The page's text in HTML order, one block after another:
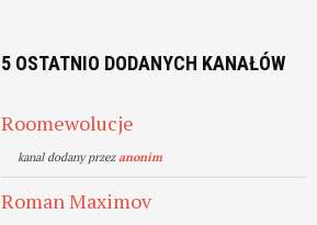
5 OSTATNIO DODANYCH KANAŁÓW
Roomewolucje
kanal dodany przezanonim
Roman Maximov